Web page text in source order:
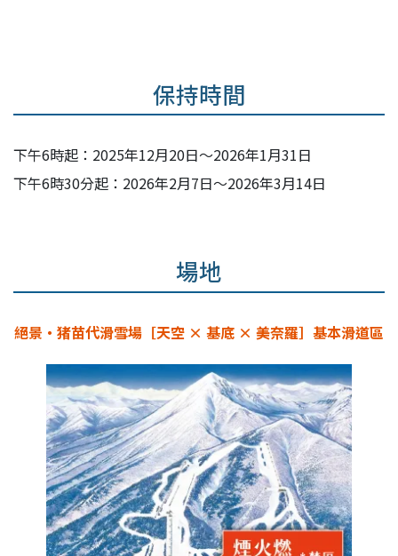
保持時間
下午6時起：2025年12月20日～2026年1月31日
下午6時30分起：2026年2月7日～2026年3月14日
場地
絕景・猪苗代滑雪場［天空 × 基底 × 美奈羅］基本滑道區